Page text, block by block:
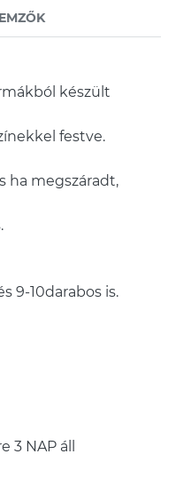
készült
festve.
ha megszáradt,
9-10darabos is.
NAP áll